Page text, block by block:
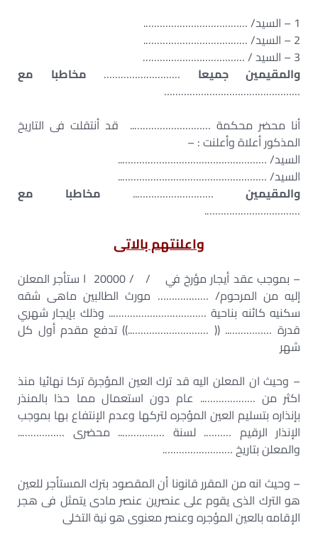
1 – السيد/ ……………………………….
2 – السيد/ ……………………………….
3 – السيد / ………………………………
والمقيمين جميعا ……………………… مخاطبا مع
…………………………………………
أنا محضر محكمة ……………………….. قد أنتقلت فى التاريخ
المذكور أعلاة وأعلنت : –
السيد/ ……………………………………………..
السيد/ ……………………………………………..
والمقيمين ……………………….. مخاطبا مع
…………………………….
واعلنتهم بالاتى
– بموجب عقد أيجار مؤرخ في / / 20000 ا ستأجر المعلن
إليه من المرحوم/ ……………… مورث الطالبين ماهى شقه
سكنيه كائنه بناحية …………………………….. وذلك بإيجار شهري
قدرة …………….. (( ………………………..)) تدفع مقدم أول كل
شهر
– وحيث ان المعلن اليه قد ترك العين المؤجرة تركا نهائيا منذ
اكثر من ……………….. عام دون استعمال مما حذا بالمنذر
بإنذاره بتسليم العين المؤجره لتركها وعدم الإنتفاع بها بموجب
الإنذار الرقيم ………. لسنة …………….. محضرى ……………..
والمعلن بتاريخ …………………….
– وحيث انه من المقرر قانونا أن المقصود بترك المستأجر للعين
هو الترك الذى يقوم على عنصرين عنصر مادى يتمثل فى هجر
الإقامه بالعين المؤجره وعنصر معنوى هو نية التخلى